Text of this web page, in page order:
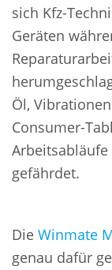
sich Kfz-
Geräten
Öl,
Consumer-
gefährdet.
Die Winmate
genau dafür